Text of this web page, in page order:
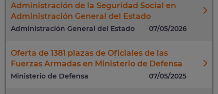
Administración de la Seguridad Social en
Administración General del Estado
Administración General del Estado 07/05/2026
Oferta de 1381 plazas de Oficiales de las
Fuerzas Armadas en Ministerio de Defensa
Ministerio de Defensa 07/05/2025